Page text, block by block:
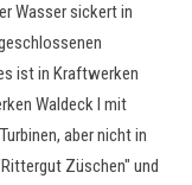
Wasser sickert in
ist in Kraftwerken
Waldeck I mit
aber nicht in
Züschen" und